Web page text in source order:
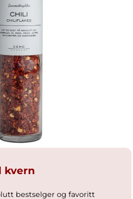
kvern
bestselger og favoritt